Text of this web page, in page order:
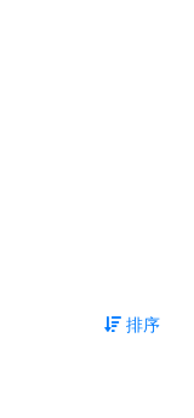
排序